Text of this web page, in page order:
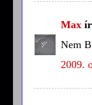
Max
Nem
2009.